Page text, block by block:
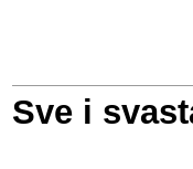
Sve i